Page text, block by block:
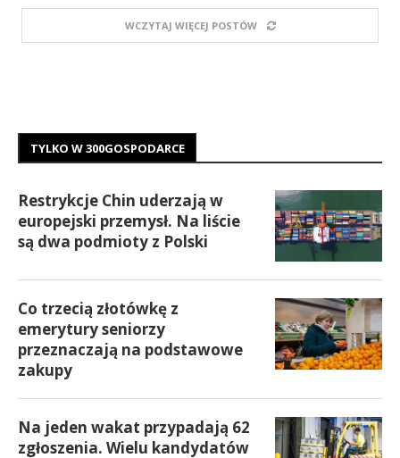
WCZYTAJ WIĘCEJ POSTÓW
TYLKO W 300GOSPODARCE
Restrykcje Chin uderzają w
europejski przemysł. Na liście
są dwa podmioty z Polski
Co trzecią złotówkę z
emerytury seniorzy
przeznaczają na podstawowe
zakupy
Na jeden wakat przypadają 62
zgłoszenia. Wielu kandydatów